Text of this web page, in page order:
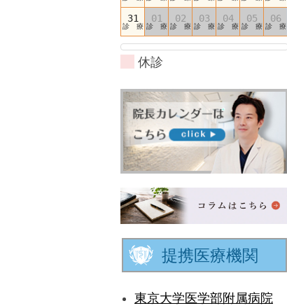
31
診 療
01
診 療
02
診 療
03
診 療
04
診 療
05
診 療
06
診 療
休診
提携医療機関
東京大学医学部附属病院